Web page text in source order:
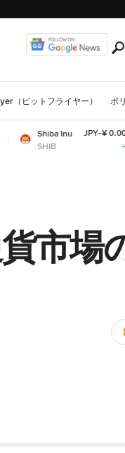
（ビットフライヤー） ポ
JPY-¥ 0.000738
市場